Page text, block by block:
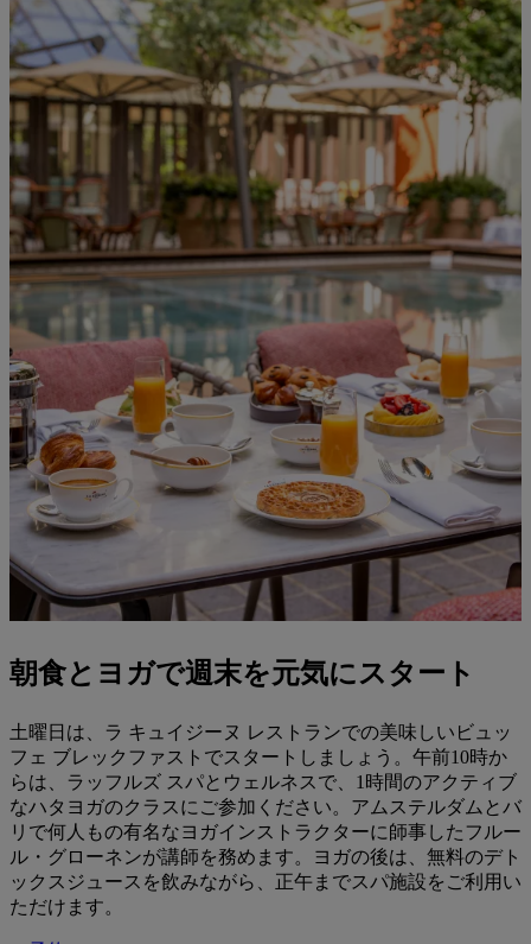
朝食とヨガで週末を元気にスタート
土曜日は、ラ キュイジーヌ レストランでの美味しいビュッ
フェ ブレックファストでスタートしましょう。午前10時か
らは、ラッフルズ スパとウェルネスで、1時間のアクティブ
なハタヨガのクラスにご参加ください。アムステルダムとバ
リで何人もの有名なヨガインストラクターに師事したフルー
ル・グローネンが講師を務めます。ヨガの後は、無料のデト
ックスジュースを飲みながら、正午までスパ施設をご利用い
ただけます。